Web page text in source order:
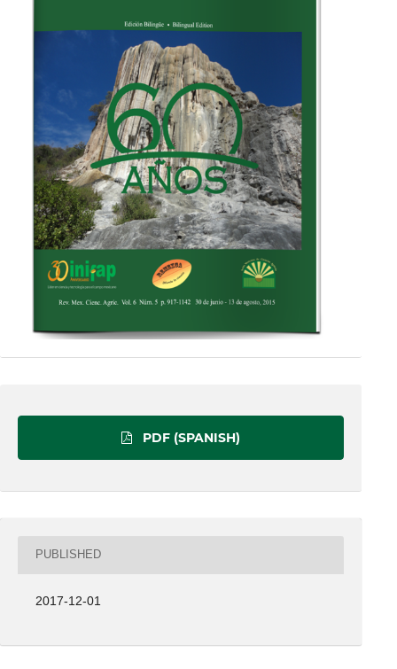
PDF (SPANISH)
PUBLISHED
2017-12-01